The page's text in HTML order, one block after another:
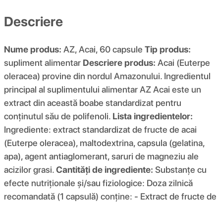
Descriere
Nume produs: AZ, Acai, 60 capsule Tip produs:
supliment alimentar Descriere produs: Acai (Euterpe
oleracea) provine din nordul Amazonului. Ingredientul
principal al suplimentului alimentar AZ Acai este un
extract din această boabe standardizat pentru
conținutul său de polifenoli. Lista ingredientelor:
Ingrediente: extract standardizat de fructe de acai
(Euterpe oleracea), maltodextrina, capsula (gelatina,
apa), agent antiaglomerant, saruri de magneziu ale
acizilor grasi.Cantități de ingrediente: Substanțe cu
efecte nutriționale și/sau fiziologice: Doza zilnică
recomandată (1 capsulă) conține: - Extract de fructe de